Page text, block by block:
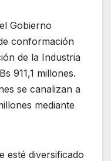
Gobierno
conformación
de la Industria
911,1 millones.
se canalizan a
mediante
esté diversificado